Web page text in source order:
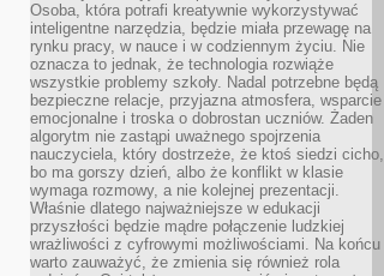
Osoba, która potrafi kreatywnie wykorzystywać
inteligentne narzędzia, będzie miała przewagę na
rynku pracy, w nauce i w codziennym życiu. Nie
oznacza to jednak, że technologia rozwiąże
wszystkie problemy szkoły. Nadal potrzebne będą
bezpieczne relacje, przyjazna atmosfera, wsparcie
emocjonalne i troska o dobrostan uczniów. Żaden
algorytm nie zastąpi uważnego spojrzenia
nauczyciela, który dostrzeże, że ktoś siedzi cicho,
bo ma gorszy dzień, albo że konflikt w klasie
wymaga rozmowy, a nie kolejnej prezentacji.
Właśnie dlatego najważniejsze w edukacji
przyszłości będzie mądre połączenie ludzkiej
wrażliwości z cyfrowymi możliwościami. Na końcu
warto zauważyć, że zmienia się również rola